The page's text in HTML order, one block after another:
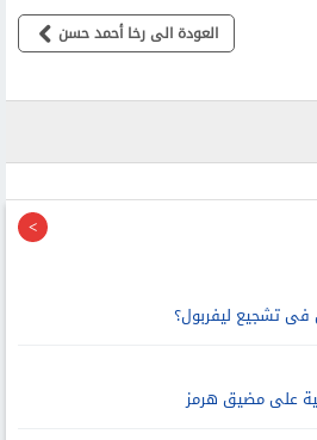
العودة الى رخا أحمد حسن
تشجيع ليفربول؟
على مضيق هرمز